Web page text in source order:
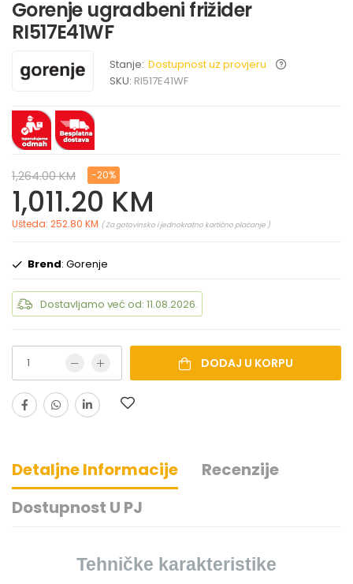
Gorenje ugradbeni frižider
RI517E41WF
Stanje: Dostupnost uz provjeru
SKU: RI517E41WF
1,264.00 KM -20%
1,011.20 KM
Ušteda: 252.80 KM ( Za gotovinsko i jednokratno kartično plaćanje )
Brend: Gorenje
Dostavljamo već od: 11.08.2026.
DODAJ U KORPU
Detaljne Informacije
Recenzije
Dostupnost U PJ
Tehničke karakteristike